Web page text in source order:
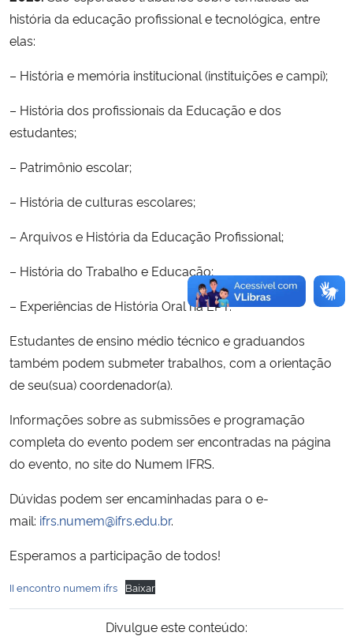
história da educação profissional e tecnológica, entre
elas:
– História e memória institucional (instituições e campi);
– História dos profissionais da Educação e dos
estudantes;
– Patrimônio escolar;
– História de culturas escolares;
– Arquivos e História da Educação Profissional;
– História do Trabalho e Educação;
– Experiências de História Oral na EPT.
Estudantes de ensino médio técnico e graduandos
também podem submeter trabalhos, com a orientação
de seu(sua) coordenador(a).
Informações sobre as submissões e programação
completa do evento podem ser encontradas na página
do evento, no site do Numem IFRS.
Dúvidas podem ser encaminhadas para o e-
mail: ifrs.numem@ifrs.edu.br.
Esperamos a participação de todos!
II encontro numem ifrs Baixar
Divulgue este conteúdo: